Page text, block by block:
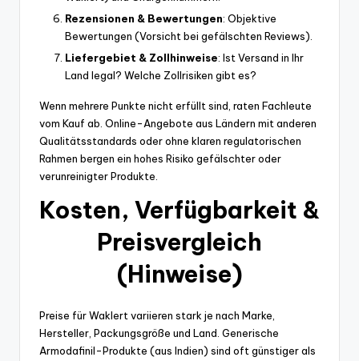
Rezensionen & Bewertungen: Objektive
Bewertungen (Vorsicht bei gefälschten Reviews).
Liefergebiet & Zollhinweise: Ist Versand in Ihr
Land legal? Welche Zollrisiken gibt es?
Wenn mehrere Punkte nicht erfüllt sind, raten Fachleute
vom Kauf ab. Online-Angebote aus Ländern mit anderen
Qualitätsstandards oder ohne klaren regulatorischen
Rahmen bergen ein hohes Risiko gefälschter oder
verunreinigter Produkte.
Kosten, Verfügbarkeit &
Preisvergleich
(Hinweise)
Preise für Waklert variieren stark je nach Marke,
Hersteller, Packungsgröße und Land. Generische
Armodafinil-Produkte (aus Indien) sind oft günstiger als